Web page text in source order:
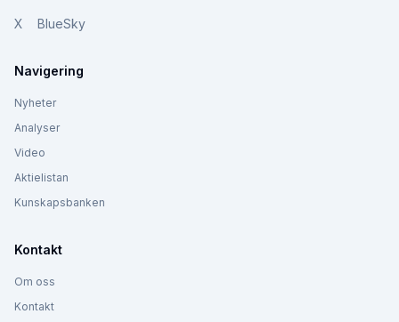
X BlueSky
Navigering
Nyheter
Analyser
Video
Aktielistan
Kunskapsbanken
Kontakt
Om oss
Kontakt